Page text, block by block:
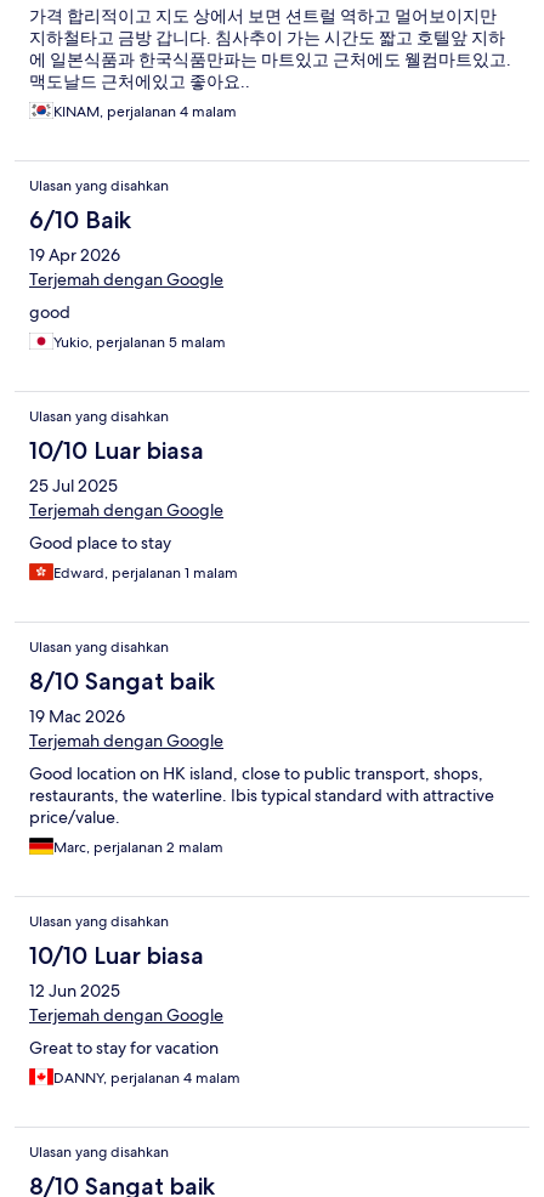
가격 합리적이고 지도 상에서 보면 션트럴 역하고 멀어보이지만
지하철타고 금방 갑니다. 침사추이 가는 시간도 짧고 호텔앞 지하
에 일본식품과 한국식품만파는 마트있고 근처에도 웰컴마트있고.
맥도날드 근처에있고 좋아요..
KINAM, perjalanan 4 malam
Ulasan yang disahkan
6/10 Baik
19 Apr 2026
Terjemah dengan Google
good
Yukio, perjalanan 5 malam
Ulasan yang disahkan
10/10 Luar biasa
25 Jul 2025
Terjemah dengan Google
Good place to stay
Edward, perjalanan 1 malam
Ulasan yang disahkan
8/10 Sangat baik
19 Mac 2026
Terjemah dengan Google
Good location on HK island, close to public transport, shops,
restaurants, the waterline. Ibis typical standard with attractive
price/value.
Marc, perjalanan 2 malam
Ulasan yang disahkan
10/10 Luar biasa
12 Jun 2025
Terjemah dengan Google
Great to stay for vacation
DANNY, perjalanan 4 malam
Ulasan yang disahkan
8/10 Sangat baik